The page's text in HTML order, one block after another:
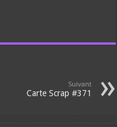
Suivant
Carte Scrap #371